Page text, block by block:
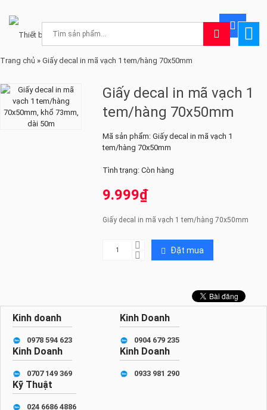
Trang chủ » Giấy decal in mã vạch 1 tem/hàng 70x50mm
Giấy decal in mã vạch 1
tem/hàng 70x50mm
Mã sản phẩm: Giấy decal in mã vạch 1
tem/hàng 70x50mm
Tình trạng: Còn hàng
9.999₫
Giấy decal in mã vạch 1 tem/hàng 70x50mm
 Đặt mua
Kinh doanh
0978 594 623
Kinh Doanh
0904 679 235
Kinh Doanh
0707 149 369
Kinh Doanh
0933 981 290
Kỹ Thuật
024 6686 4886